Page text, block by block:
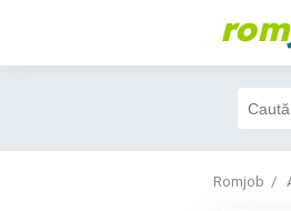
rom
Romjob